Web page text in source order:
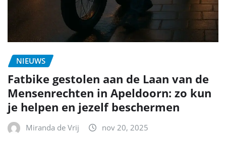
NIEUWS
Fatbike gestolen aan de Laan van de
Mensenrechten in Apeldoorn: zo kun
je helpen en jezelf beschermen
Miranda de Vrij nov 20, 2025